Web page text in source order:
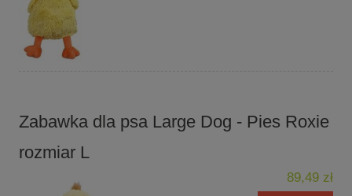
Zabawka dla psa Large Dog - Pies Roxie
rozmiar L
89,49 zł